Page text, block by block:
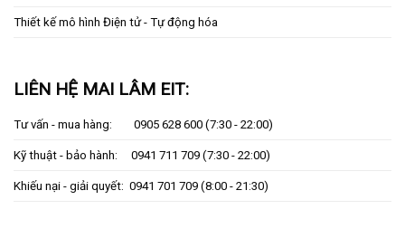
Thiết kế mô hình Điện tử - Tự động hóa
LIÊN HỆ MAI LÂM EIT:
Tư vấn - mua hàng: 0905 628 600 (7:30 - 22:00)
Kỹ thuật - bảo hành: 0941 711 709 (7:30 - 22:00)
Khiếu nại - giải quyết: 0941 701 709 (8:00 - 21:30)